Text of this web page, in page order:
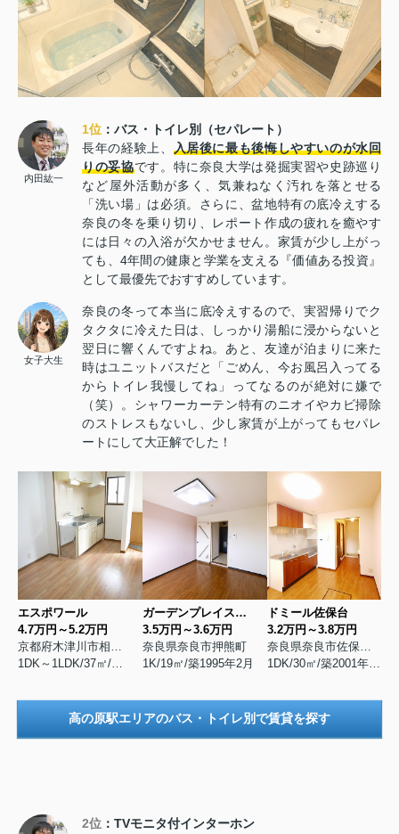
内田紘一
1位 ：バス・トイレ別（セパレート）
長年の経験上、 入居後に最も後悔しやすいのが水回
りの妥協です。特に奈良大学は発掘実習や史跡巡り
など屋外活動が多く、気兼ねなく汚れを落とせる
「洗い場」は必須。さらに、盆地特有の底冷えする
奈良の冬を乗り切り、レポート作成の疲れを癒やす
には日々の入浴が欠かせません。家賃が少し上がっ
ても、4年間の健康と学業を支える『価値ある投資』
として最優先でおすすめしています。
女子大生
奈良の冬って本当に底冷えするので、実習帰りでク
タクタに冷えた日は、しっかり湯船に浸からないと
翌日に響くんですよね。あと、友達が泊まりに来た
時はユニットバスだと「ごめん、今お風呂入ってる
からトイレ我慢してね」ってなるのが絶対に嫌で
（笑）。シャワーカーテン特有のニオイやカビ掃除
のストレスもないし、少し家賃が上がってもセパレ
ートにして大正解でした！
エスポワール
4.7万円～5.2万円
ガーデンプレイスおしくま
3.5万円～3.6万円
奈良県奈良市押熊町
1K/19㎡/築1995年2月
ドミール佐保台
3.2万円～3.8万円
高の原駅エリアのバス・トイレ別で賃貸を探す
2位 ：TVモニタ付インターホン